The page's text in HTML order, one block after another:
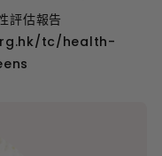
評估報告
tc/health-